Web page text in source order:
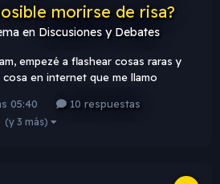
morirse de risa?
en Discusiones y Debates
empezé a flashear cosas raras y
en internet que me llamo
paginas, hasta que me choque con
bastante información. La
05:40 10 respuestas
(y 3 más)